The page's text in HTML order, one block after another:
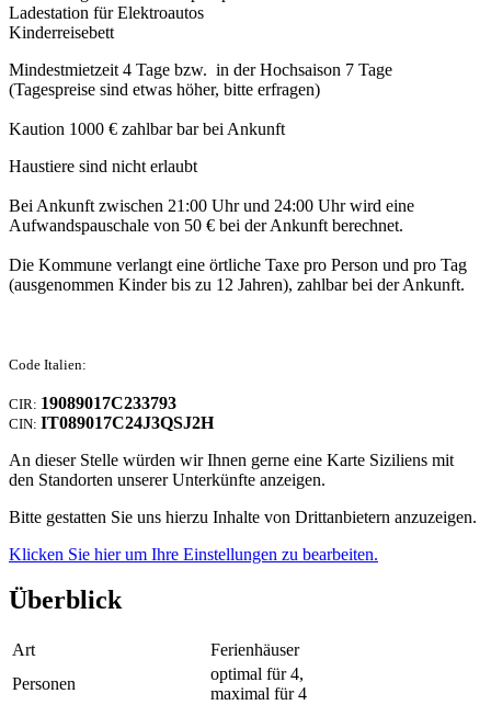
Ladestation für Elektroautos
Kinderreisebett
Mindestmietzeit 4 Tage bzw. in der Hochsaison 7 Tage
(Tagespreise sind etwas höher, bitte erfragen)
Kaution 1000 € zahlbar bar bei Ankunft
Haustiere sind nicht erlaubt
Bei Ankunft zwischen 21:00 Uhr und 24:00 Uhr wird eine
Aufwandspauschale von 50 € bei der Ankunft berechnet.
Die Kommune verlangt eine örtliche Taxe pro Person und pro Tag
(ausgenommen Kinder bis zu 12 Jahren), zahlbar bei der Ankunft.
Code Italien:
CIR: 19089017C233793
CIN: IT089017C24J3QSJ2H
An dieser Stelle würden wir Ihnen gerne eine Karte Siziliens mit
den Standorten unserer Unterkünfte anzeigen.
Bitte gestatten Sie uns hierzu Inhalte von Drittanbietern anzuzeigen.
Klicken Sie hier um Ihre Einstellungen zu bearbeiten.
Überblick
Art
Ferienhäuser
Personen
optimal für 4,
maximal für 4